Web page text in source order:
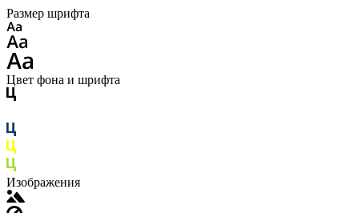
Размер шрифта
Цвет фона и шрифта
Изображения